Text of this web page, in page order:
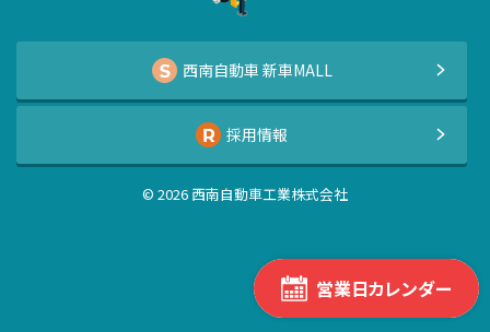
西南自動車 新車MALL
採用情報
© 2026 西南自動車工業株式会社
営業日カレンダー